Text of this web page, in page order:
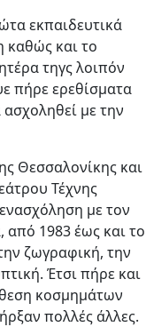
εκπαιδευτικά
και το
τηγς λοιπόν
πήρε ερεθίσματα
με την
Θεσσαλονίκης και
Τέχνης
με τον
1983 έως και το
ζωγραφική, την
Έτσι πήρε και
κοσμημάτων
πολλές άλλες.